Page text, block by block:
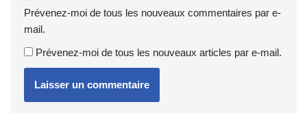
Prévenez-moi de tous les nouveaux commentaires par e-
mail.
Prévenez-moi de tous les nouveaux articles par e-mail.